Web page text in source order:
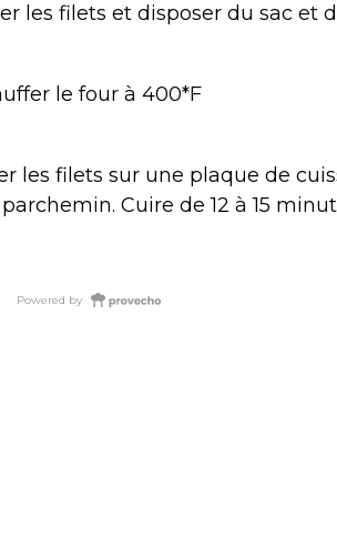
les filets et disposer du sac et
le four à 400*F
les filets sur une plaque de
Cuire de 12 à 15
Powered by